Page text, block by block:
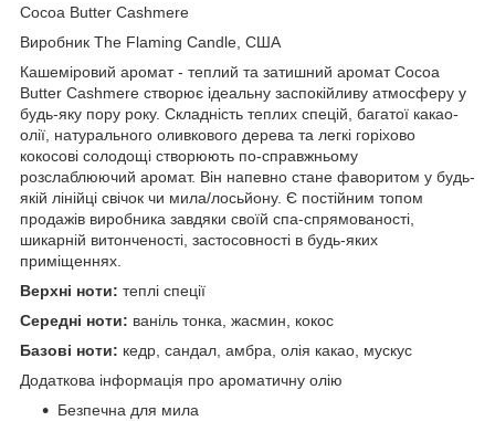
Cocoa Butter Cashmere
Виробник The Flaming Candle, США
Кашеміровий аромат - теплий та затишний аромат Cocoa
Butter Cashmere створює ідеальну заспокійливу атмосферу у
будь-яку пору року. Складність теплих спецій, багатої какао-
олії, натурального оливкового дерева та легкі горіхово
кокосові солодощі створюють по-справжньому
розслаблюючий аромат. Він напевно стане фаворитом у будь-
якій лінійці свічок чи мила/лосьйону. Є постійним топом
продажів виробника завдяки своїй спа-спрямованості,
шикарній витонченості, застосовності в будь-яких
приміщеннях.
Верхні ноти: теплі спеції
Середні ноти: ваніль тонка, жасмин, кокос
Базові ноти: кедр, сандал, амбра, олія какао, мускус
Додаткова інформація про ароматичну олію
Безпечна для мила